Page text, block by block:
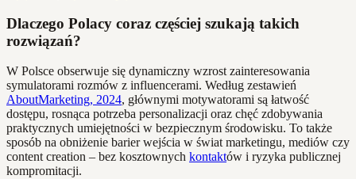
Dlaczego Polacy coraz częściej szukają takich
rozwiązań?
W Polsce obserwuje się dynamiczny wzrost zainteresowania
symulatorami rozmów z influencerami. Według zestawień
AboutMarketing, 2024, głównymi motywatorami są łatwość
dostępu, rosnąca potrzeba personalizacji oraz chęć zdobywania
praktycznych umiejętności w bezpiecznym środowisku. To także
sposób na obniżenie barier wejścia w świat marketingu, mediów czy
content creation – bez kosztownych kontaktów i ryzyka publicznej
kompromitacji.